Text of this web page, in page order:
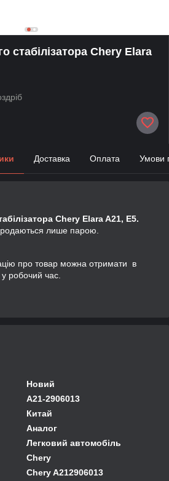
стабілізатора Chery Elara
Доставка Оплата Умови
Chery Elara A21, E5.
лише парою.
про товар можна отримати в
робочий час.
Новий
A21-2906013
Китай
Аналог
Легковий автомобіль
Chery
Chery A212906013